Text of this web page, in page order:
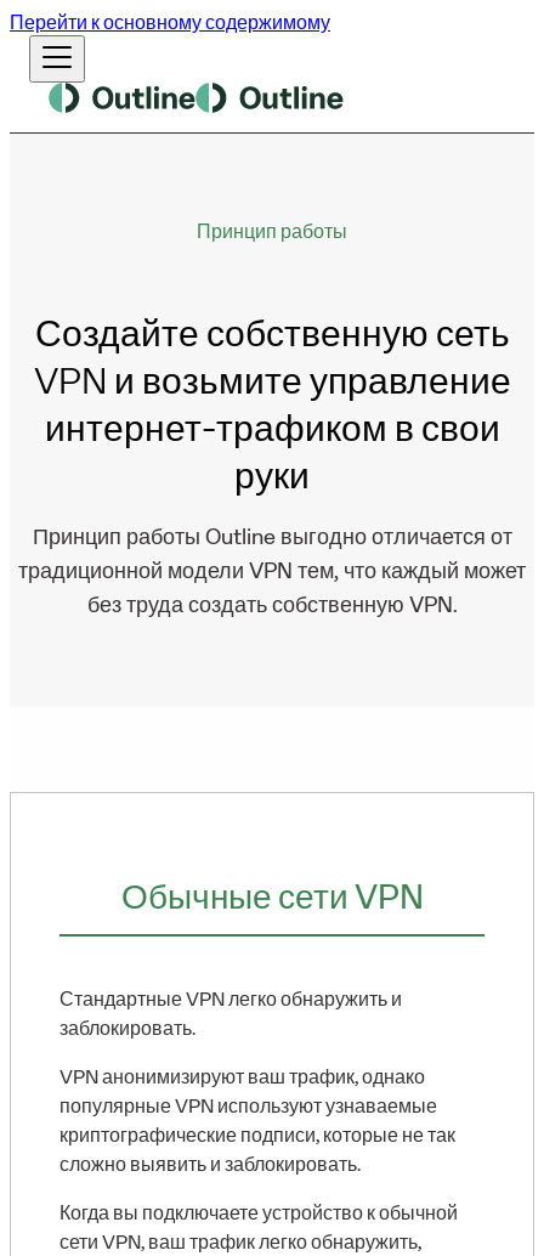
Перейти к основному содержимому
Принцип работы
Создайте собственную сеть
VPN и возьмите управление
интернет-трафиком в свои
руки
Принцип работы Outline выгодно отличается от
традиционной модели VPN тем, что каждый может
без труда создать собственную VPN.
Обычные сети VPN
Стандартные VPN легко обнаружить и
заблокировать.
VPN анонимизируют ваш трафик, однако
популярные VPN используют узнаваемые
криптографические подписи, которые не так
сложно выявить и заблокировать.
Когда вы подключаете устройство к обычной
сети VPN, ваш трафик легко обнаружить,